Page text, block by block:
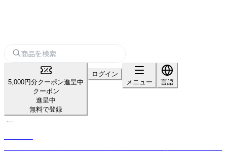
5,000円分クーポン進呈中
クーポン
進呈中
無料で登録
ログイン
メニュー
言語